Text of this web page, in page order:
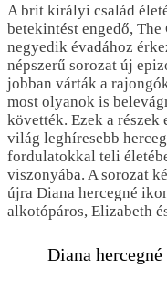
A brit királyi család
betekintést engedő,
negyedik évadához
népszerű sorozat új
jobban várták a
most olyanok is
követték. Ezek a részek
világ leghíresebb
fordulatokkal teli
viszonyába. A sorozat
újra Diana hercegné
alkotópáros, Elizabeth
Diana